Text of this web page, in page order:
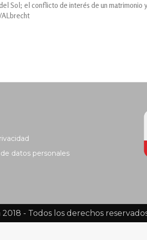
Sol; el conflicto de interés de un
datos personales
- Todos los derechos